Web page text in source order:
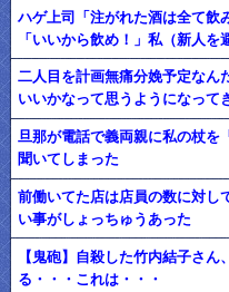
ハゲ上司「注がれた酒は全て飲
「いいから飲め！」私（新人
二人目を計画無痛分娩予定なん
いいかなって思うようになって
旦那が電話で義両親に私の杖を
聞いてしまった
前働いてた店は店員の数に対し
い事がしょっちゅうあった
【鬼砲】自殺した竹内結子さ
る・・・これは・・・